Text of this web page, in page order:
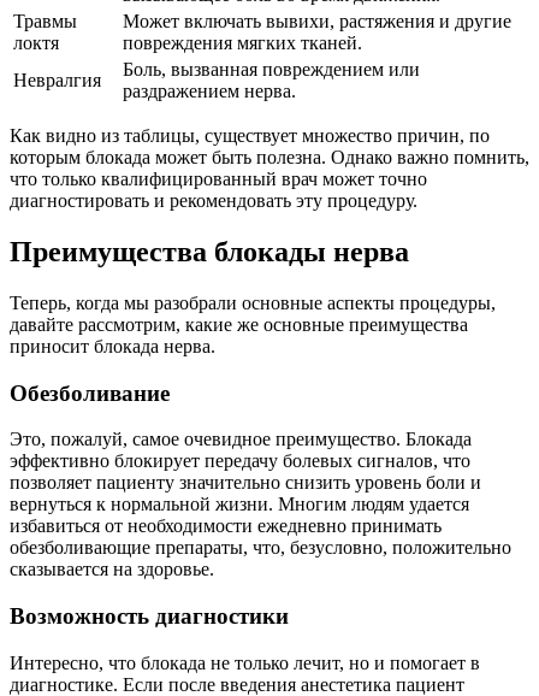
Травмы
локтя
Может включать вывихи, растяжения и другие
повреждения мягких тканей.
Невралгия
Боль, вызванная повреждением или
раздражением нерва.
Как видно из таблицы, существует множество причин, по
которым блокада может быть полезна. Однако важно помнить,
что только квалифицированный врач может точно
диагностировать и рекомендовать эту процедуру.
Преимущества блокады нерва
Теперь, когда мы разобрали основные аспекты процедуры,
давайте рассмотрим, какие же основные преимущества
приносит блокада нерва.
Обезболивание
Это, пожалуй, самое очевидное преимущество. Блокада
эффективно блокирует передачу болевых сигналов, что
позволяет пациенту значительно снизить уровень боли и
вернуться к нормальной жизни. Многим людям удается
избавиться от необходимости ежедневно принимать
обезболивающие препараты, что, безусловно, положительно
сказывается на здоровье.
Возможность диагностики
Интересно, что блокада не только лечит, но и помогает в
диагностике. Если после введения анестетика пациент